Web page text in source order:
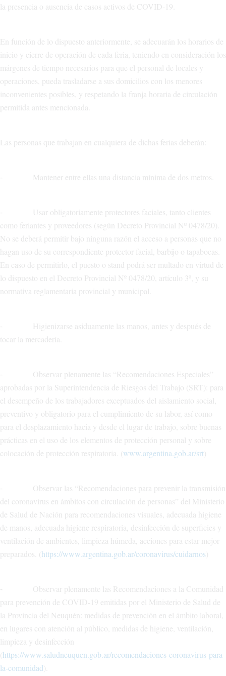
la presencia o ausencia de casos activos de COVID-19.
En función de lo dispuesto anteriormente, se adecuarán los horarios de
inicio y cierre de operación de cada feria, teniendo en consideración los
márgenes de tiempo necesarios para que el personal de locales y
operaciones, pueda trasladarse a sus domicilios con los menores
inconvenientes posibles, y respetando la franja horaria de circulación
permitida antes mencionada.
Las personas que trabajan en cualquiera de dichas ferias deberán:
⁃ Mantener entre ellas una distancia mínima de dos metros.
⁃ Usar obligatoriamente protectores faciales, tanto clientes
como feriantes y proveedores (según Decreto Provincial Nº 0478/20).
No se deberá permitir bajo ninguna razón el acceso a personas que no
hagan uso de su correspondiente protector facial, barbijo o tapabocas.
En caso de permitirlo, el puesto o stand podrá ser multado en virtud de
lo dispuesto en el Decreto Provincial Nº 0478/20, artículo 3º, y su
normativa reglamentaria provincial y municipal.
⁃ Higienizarse asiduamente las manos, antes y después de
tocar la mercadería.
⁃ Observar plenamente las “Recomendaciones Especiales”
aprobadas por la Superintendencia de Riesgos del Trabajo (SRT): para
el desempeño de los trabajadores exceptuados del aislamiento social,
preventivo y obligatorio para el cumplimiento de su labor, así como
para el desplazamiento hacia y desde el lugar de trabajo, sobre buenas
prácticas en el uso de los elementos de protección personal y sobre
colocación de protección respiratoria. (www.argentina.gob.ar/srt)
⁃ Observar las “Recomendaciones para prevenir la transmisión
del coronavirus en ámbitos con circulación de personas” del Ministerio
de Salud de Nación para recomendaciones visuales, adecuada higiene
de manos, adecuada higiene respiratoria, desinfección de superficies y
ventilación de ambientes, limpieza húmeda, acciones para estar mejor
preparados. (https://www.argentina.gob.ar/coronavirus/cuidarnos)
⁃ Observar plenamente las Recomendaciones a la Comunidad
para prevención de COVID-19 emitidas por el Ministerio de Salud de
la Provincia del Neuquén: medidas de prevención en el ámbito laboral,
en lugares con atención al público, medidas de higiene, ventilación,
limpieza y desinfección
(https://www.saludneuquen.gob.ar/recomendaciones-coronavirus-para-
la-comunidad).